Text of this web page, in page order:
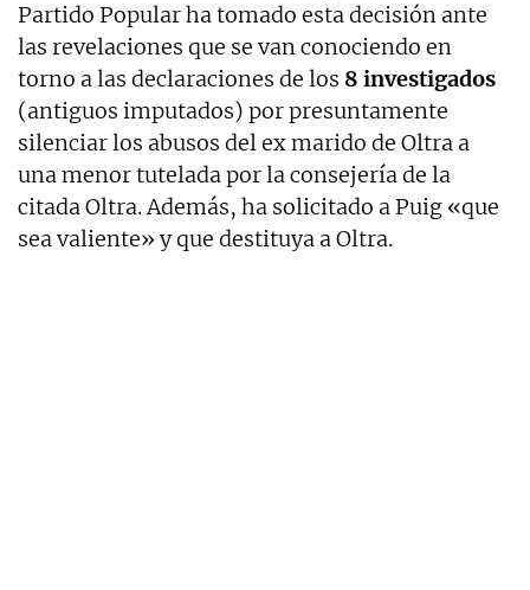
Partido Popular ha tomado esta decisión ante
las revelaciones que se van conociendo en
torno a las declaraciones de los 8 investigados
(antiguos imputados) por presuntamente
silenciar los abusos del ex marido de Oltra a
una menor tutelada por la consejería de la
citada Oltra. Además, ha solicitado a Puig «que
sea valiente» y que destituya a Oltra.